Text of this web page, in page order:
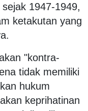
1947-1949,
ketakutan yang
"kontra-
tidak memiliki
hukum
keprihatinan